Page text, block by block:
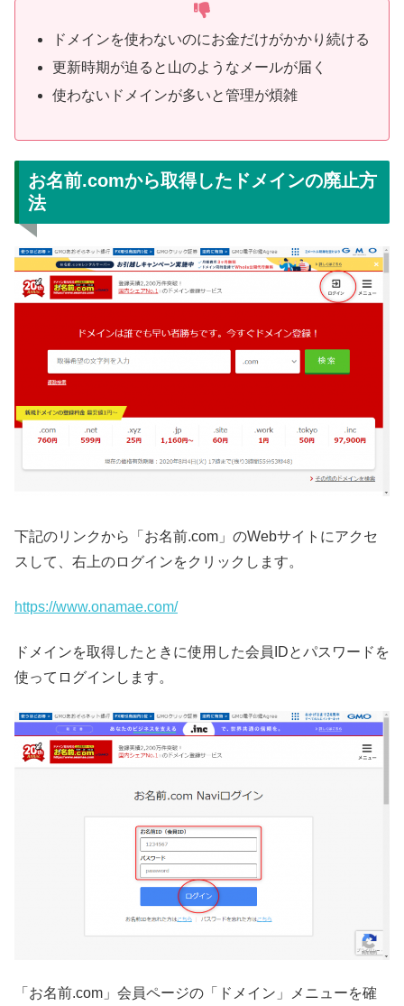
ドメインを使わないのにお金だけがかかり続ける
更新時期が迫ると山のようなメールが届く
使わないドメインが多いと管理が煩雑
お名前.comから取得したドメインの廃止方
法
下記のリンクから「お名前.com」のWebサイトにアクセ
スして、右上のログインをクリックします。
https://www.onamae.com/
ドメインを取得したときに使用した会員IDとパスワードを
使ってログインします。
「お名前.com」会員ページの「ドメイン」メニューを確